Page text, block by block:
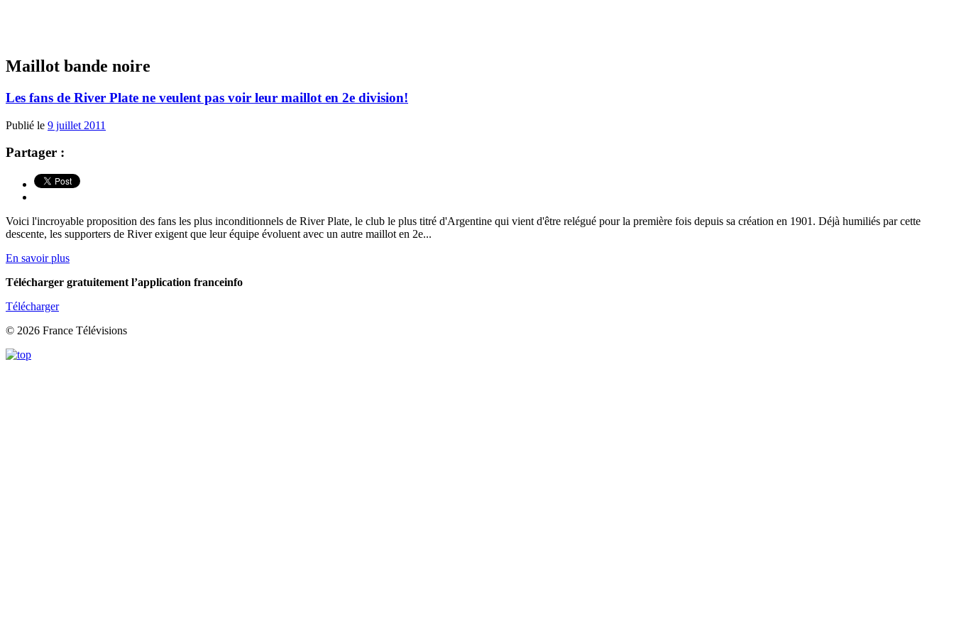
Maillot bande noire
Les fans de River Plate ne veulent pas voir leur maillot en 2e division!
Publié le 9 juillet 2011
Partager :
Voici l'incroyable proposition des fans les plus inconditionnels de River Plate, le club le plus titré d'Argentine qui vient d'être relégué pour la première fois depuis sa création en 1901. Déjà humiliés par cette
descente, les supporters de River exigent que leur équipe évoluent avec un autre maillot en 2e...
En savoir plus
Télécharger gratuitement l’application franceinfo
Télécharger
© 2026 France Télévisions